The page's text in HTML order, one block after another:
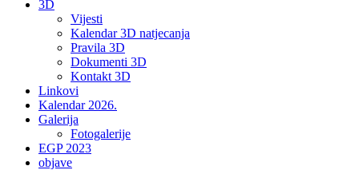
3D
Vijesti
Kalendar 3D natjecanja
Pravila 3D
Dokumenti 3D
Kontakt 3D
Linkovi
Kalendar 2026.
Galerija
Fotogalerije
EGP 2023
objave